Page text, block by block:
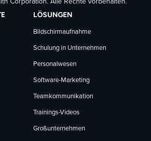
auf
Facebook
folgen
auf
LinkedIn
folgen
auf
YouTube
folgen
Corporation. Alle Rechte vorbehalten.
LÖSUNGEN
Bildschirmaufnahme
Schulung in Unternehmen
Personalwesen
Software-Marketing
Teamkommunikation
Trainings-Videos
Großunternehmen